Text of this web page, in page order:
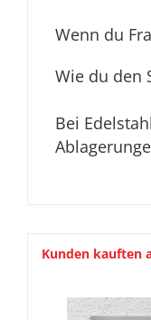
Wenn du
Wie du den
Bei
Kunden kauften